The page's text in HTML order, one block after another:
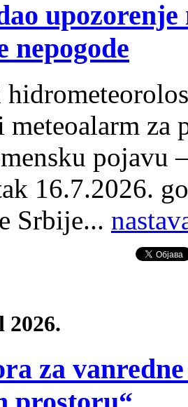
upozorenje
nepogode
meteoalarm za
pojavu
16.7.2026.
Srbije...
2026.
za